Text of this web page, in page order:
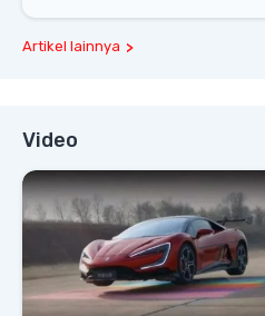
Artikel lainnya
Video